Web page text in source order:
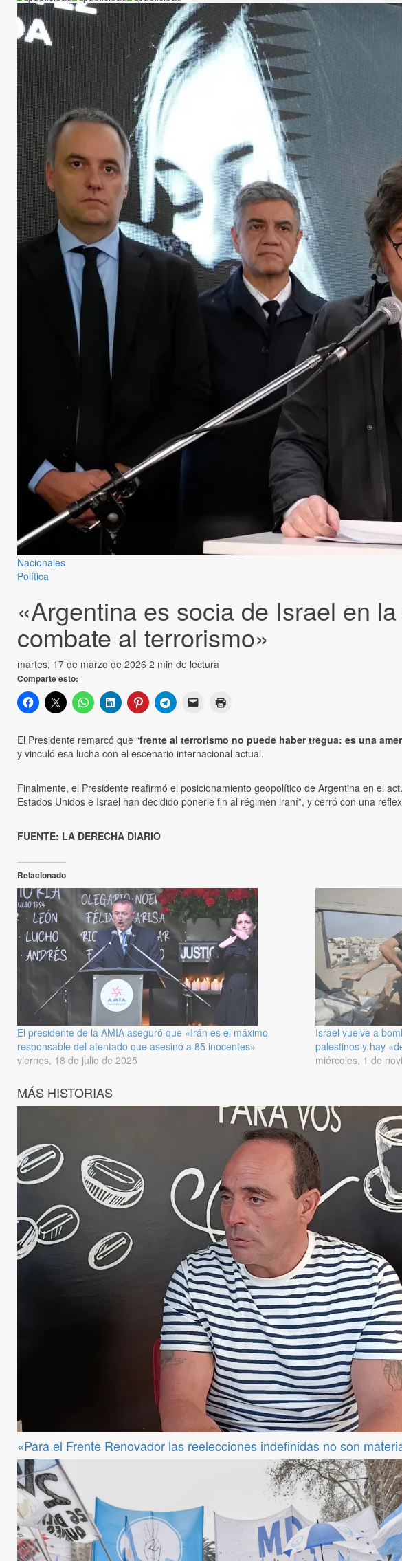
Nacionales
Política
«Argentina es socia de Israel en
combate al terrorismo»
martes, 17 de marzo de 2026 2 min de lectura
Comparte esto:
El Presidente remarcó que “frente al terrorismo no puede haber tregua: es una
y vinculó esa lucha con el escenario internacional actual.
Finalmente, el Presidente reafirmó el posicionamiento geopolítico de Argentina en el
Estados Unidos e Israel han decidido ponerle fin al régimen iraní”, y cerró con una
FUENTE: LA DERECHA DIARIO
Relacionado
El presidente de la AMIA aseguró que «Irán es el máximo
responsable del atentado que asesinó a 85 inocentes»
viernes, 18 de julio de 2025
Israel vuelve a
palestinos y hay
miércoles, 1 de
MÁS HISTORIAS
«Para el Frente Renovador las reelecciones indefinidas no son